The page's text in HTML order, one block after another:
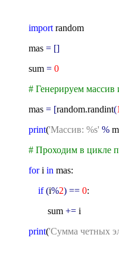
import random
mas = []
sum = 0
# Генерируем массив
mas = [random.randint(1
print('Массив: %s' %
# Проходим в цикле
fori in mas:
if (i%2) == 0:
sum += i
print('Сумма четных